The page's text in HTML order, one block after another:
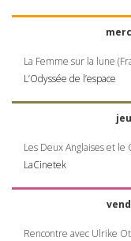
La Femme sur la lune
L’Odyssée de l’espace
Les Deux Anglaises et le
LaCinetek
Rencontre avec Ulrike